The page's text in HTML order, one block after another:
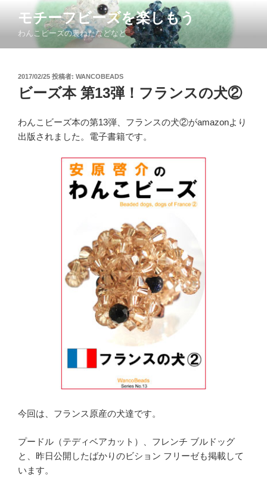
ン
モチーフビーズを楽しもう
わんこビーズの裏ねたなどなど
投
稿
日:
2017/02/25 投稿者: WANCOBEADS
ビーズ本 第13弾！フランスの犬②
わんこビーズ本の第13弾、フランスの犬②がamazonより
出版されました。電子書籍です。
今回は、フランス原産の犬達です。
プードル（テディベアカット）、フレンチ ブルドッグ
と、昨日公開したばかりのビション フリーゼも掲載して
います。